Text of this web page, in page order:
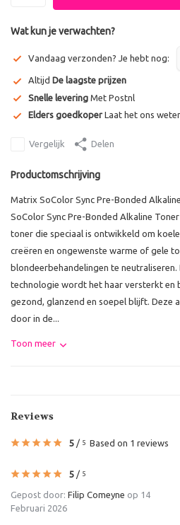
Wat kun je verwachten?
Vandaag verzonden? Je hebt nog:
Altijd De laagste prijzen
Snelle levering Met Postnl
Elders goedkoper Laat het ons
Vergelijk Delen
Productomschrijving
Matrix SoColor Sync Pre-Bonded
SoColor Sync Pre-Bonded Alkaline
toner die speciaal is ontwikkeld om
creëren en ongewenste warme of gele
blondeerbehandelingen te
technologie wordt het haar versterkt en
gezond, glanzend en soepel blijft. Deze
door in de...
Toon meer
Reviews
5 / 5 Based on 1 reviews
5 / 5
Gepost door: Filip Comeyne op 14
Februari 2026